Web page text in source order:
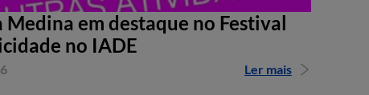
Medina em destaque no Festival
no IADE
Ler mais